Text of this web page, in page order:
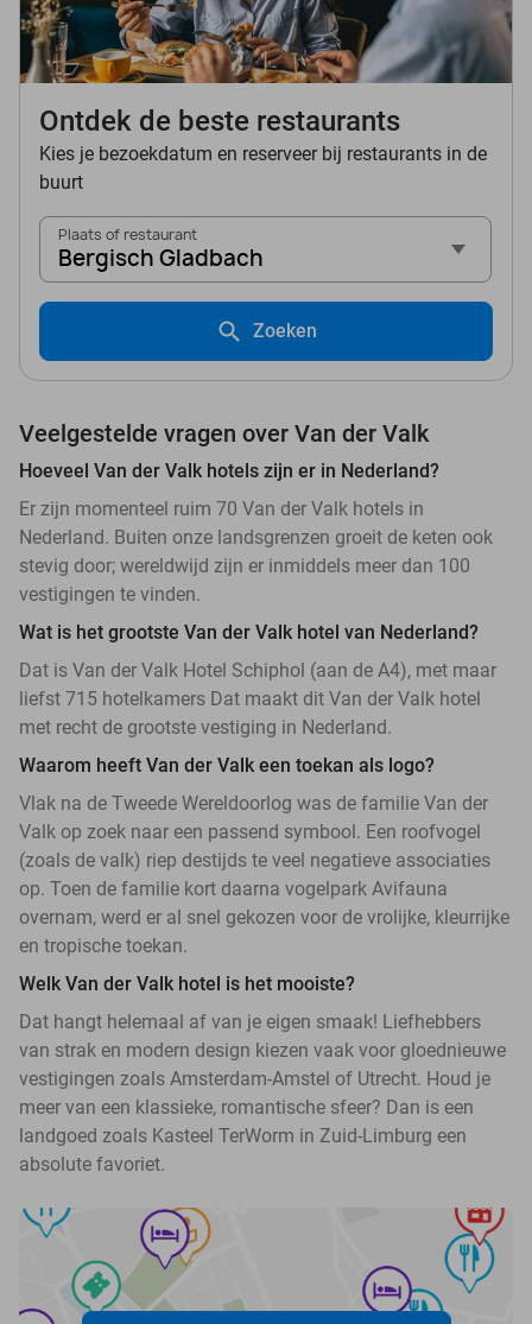
Ontdek de beste restaurants
Kies je bezoekdatum en reserveer bij restaurants in de
buurt
Plaats of restaurant
Bergisch Gladbach
Zoeken
Veelgestelde vragen over Van der Valk
Hoeveel Van der Valk hotels zijn er in Nederland?
Er zijn momenteel ruim 70 Van der Valk hotels in
Nederland. Buiten onze landsgrenzen groeit de keten ook
stevig door; wereldwijd zijn er inmiddels meer dan 100
vestigingen te vinden.
Wat is het grootste Van der Valk hotel van Nederland?
Dat is Van der Valk Hotel Schiphol (aan de A4), met maar
liefst 715 hotelkamers Dat maakt dit Van der Valk hotel
met recht de grootste vestiging in Nederland.
Waarom heeft Van der Valk een toekan als logo?
Vlak na de Tweede Wereldoorlog was de familie Van der
Valk op zoek naar een passend symbool. Een roofvogel
(zoals de valk) riep destijds te veel negatieve associaties
op. Toen de familie kort daarna vogelpark Avifauna
overnam, werd er al snel gekozen voor de vrolijke, kleurrijke
en tropische toekan.
Welk Van der Valk hotel is het mooiste?
Dat hangt helemaal af van je eigen smaak! Liefhebbers
van strak en modern design kiezen vaak voor gloednieuwe
vestigingen zoals Amsterdam-Amstel of Utrecht. Houd je
meer van een klassieke, romantische sfeer? Dan is een
landgoed zoals Kasteel TerWorm in Zuid-Limburg een
absolute favoriet.